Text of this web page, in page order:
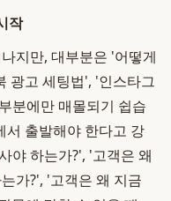
작
지만, 대부분은 '어떻게
광고 세팅법', '인스타그
분에만 매몰되기 쉽습
서 출발해야 한다고 강
야 하는가?', '고객은 왜
가?', '고객은 왜 지금